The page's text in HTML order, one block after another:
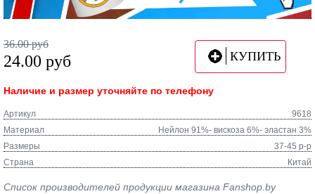
36.00 руб
24.00 руб КУПИТЬ
Наличие и размер уточняйте по телефону
Артикул
9618
Материал
Нейлон 91%- вискоза 6%- эластан 3%
Размеры
37-45 р-р
Страна
Китай
Список производителей продукции магазина Fanshop.by